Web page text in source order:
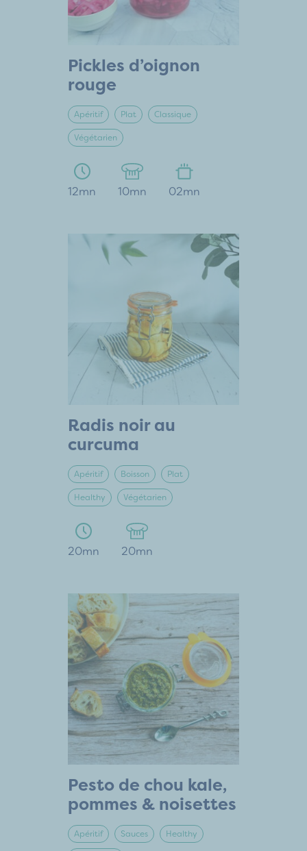
Pickles d’oignon
rouge
Apéritif Plat Classique
Végétarien
12mn 10mn 02mn
Radis noir au
curcuma
Apéritif Boisson Plat
Healthy Végétarien
20mn 20mn
Pesto de chou kale,
pommes & noisettes
Apéritif Sauces Healthy